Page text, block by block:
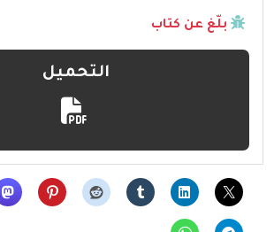
بلّغ عن كتاب
التحميل